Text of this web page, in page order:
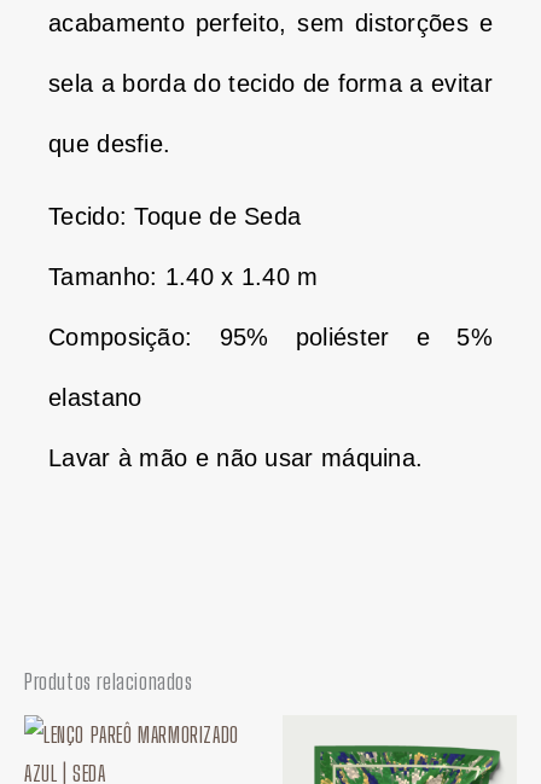
acabamento perfeito, sem distorções e
sela a borda do tecido de forma a evitar
que desfie.
Tecido: Toque de Seda
Tamanho: 1.40 x 1.40 m
Composição: 95% poliéster e 5%
elastano
Lavar à mão e não usar máquina.
Produtos relacionados